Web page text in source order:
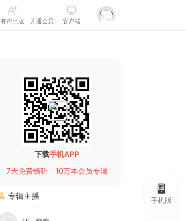
有声出版 开通会员 客户端
下载手机APP
7天免费畅听
10万本会员专辑
专辑主播 手机版